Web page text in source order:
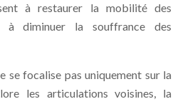
à restaurer la mobilité des
à diminuer la souffrance des
se focalise pas uniquement sur la
les articulations voisines, la